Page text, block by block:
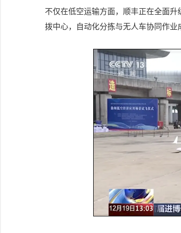
不仅在低空运输方面，顺丰正在全面
拨中心，自动化分拣与无人车协同作业